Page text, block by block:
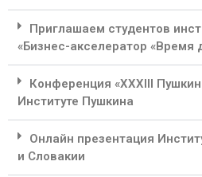
Приглашаем студентов
«Бизнес-акселератор «Время
Конференция «ХХХIII
Институте Пушкина
Онлайн презентация
и Словакии